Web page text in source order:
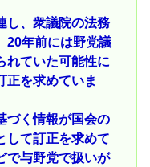
し、衆議院の法務
20年前には野党議
れていた可能性に
正を求めていま
づく情報が国会の
して訂正を求めて
で与野党で扱いが